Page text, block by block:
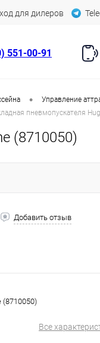
для дилеров
551-00-91
• Управление
пневмопускателя
(8710050)
Добавить отзыв
(8710050)
Все